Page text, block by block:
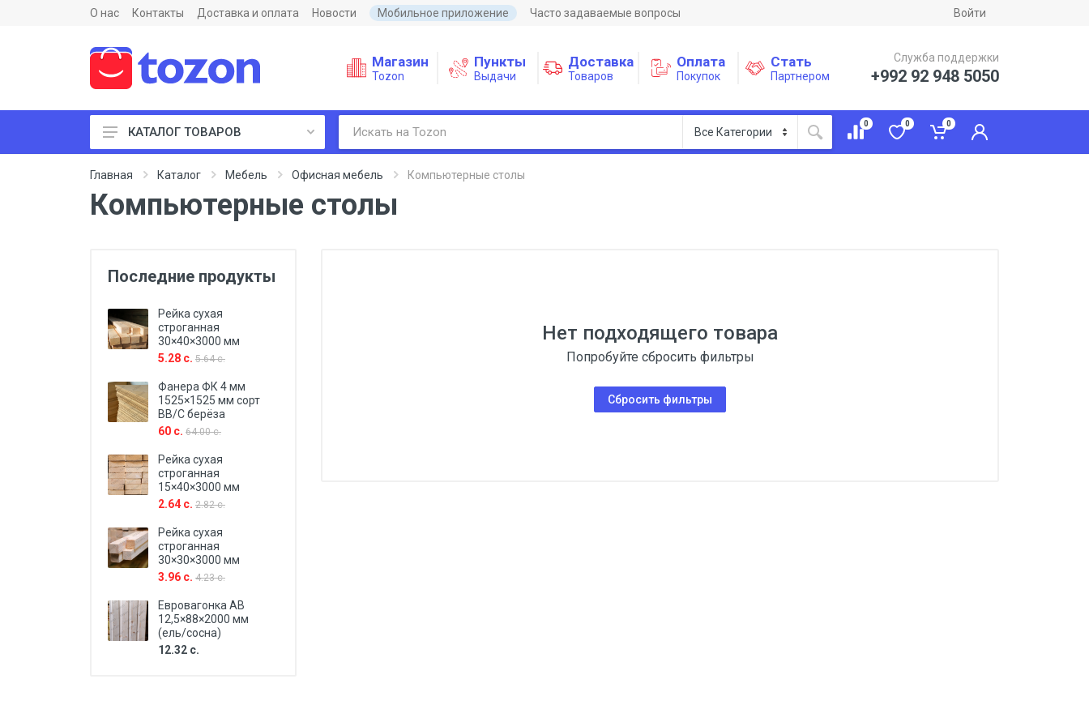
О нас Контакты Доставка и оплата Новости Мобильное приложение Часто задаваемые вопросы Войти
Магазин
Tozon
Пункты
Выдачи
Доставка
Товаров
Оплата
Покупок
Стать
Партнером
Служба поддержки
+992 92 948 5050
Пиломатериалы и фанеры
КАТАЛОГ ТОВАРОВ
0 0 0
Главная Каталог Мебель Офисная мебель Компьютерные столы
Компьютерные столы
Последние продукты
Рейка сухая
строганная
30×40×3000 мм
5.28 с. 5.64 с.
Фанера ФК 4 мм
1525×1525 мм сорт
BB/C берёза
60 с. 64.00 с.
Рейка сухая
строганная
15×40×3000 мм
2.64 с. 2.82 с.
Рейка сухая
строганная
30×30×3000 мм
3.96 с. 4.23 с.
Евровагонка AB
12,5×88×2000 мм
(ель/сосна)
12.32 с.
Нет подходящего товара
Попробуйте сбросить фильтры
Сбросить фильтры